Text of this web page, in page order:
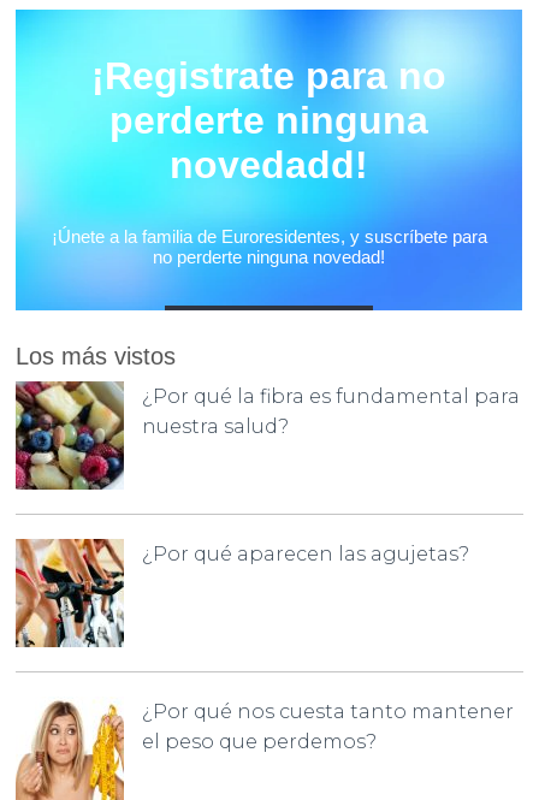
Los más vistos
¿Por qué la fibra es fundamental para
nuestra salud?
¿Por qué aparecen las agujetas?
¿Por qué nos cuesta tanto mantener
el peso que perdemos?